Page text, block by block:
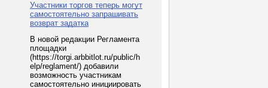
Участники торгов теперь могут
самостоятельно запрашивать
возврат задатка
В новой редакции Регламента
площадки
(https://torgi.arbbitlot.ru/public/h
elp/reglament/) добавили
возможность участникам
самостоятельно инициировать